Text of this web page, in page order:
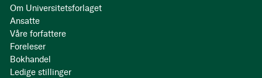
Om Universitetsforlaget
Ansatte
Våre forfattere
Foreleser
Bokhandel
Ledige stillinger